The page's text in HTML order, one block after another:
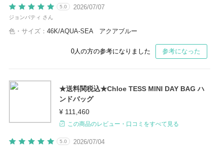
2026/07/07
5.0
ジョンバティ さん
色・サイズ： 46K/AQUA-SEA アクアブルー
0 人の方の参考になりました 参考になった
★送料関税込★Chloe TESS MINI DAY BAG ハ
ンドバッグ
¥ 111,460
この商品のレビュー・口コミをすべて見る
2026/07/04
5.0